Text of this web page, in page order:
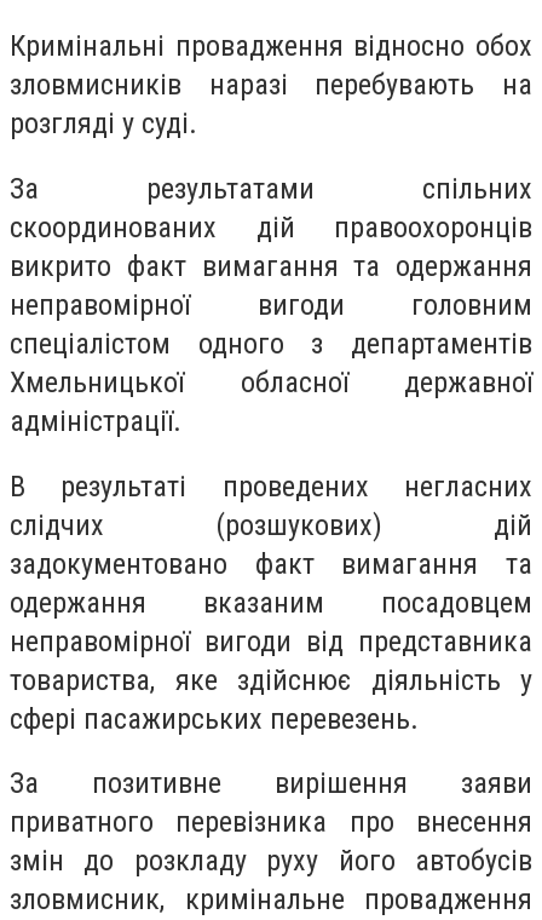
Кримінальні провадження відносно обох
зловмисників наразі перебувають на
розгляді у суді.
За результатами спільних
скоординованих дій правоохоронців
викрито факт вимагання та одержання
неправомірної вигоди головним
спеціалістом одного з департаментів
Хмельницької обласної державної
адміністрації.
В результаті проведених негласних
слідчих (розшукових) дій
задокументовано факт вимагання та
одержання вказаним посадовцем
неправомірної вигоди від представника
товариства, яке здійснює діяльність у
сфері пасажирських перевезень.
За позитивне вирішення заяви
приватного перевізника про внесення
змін до розкладу руху його автобусів
зловмисник, кримінальне провадження